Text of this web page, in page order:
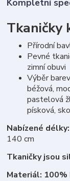
Kompletní
Tkaničky
Přírodní
Pevné
zimní obuvi
Výběr
béžová,
pastelová
písková,
Nabízené délky:
140 cm
Tkaničky jsou
Materiál: 100%